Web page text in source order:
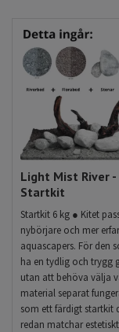
Light Mist River -
Startkit
Startkit 6 kg ● Kitet
nybörjare och mer
aquascapers. För den
ha en tydlig och trygg
utan att behöva välja
material separat
som ett färdigt startkit
redan matchar